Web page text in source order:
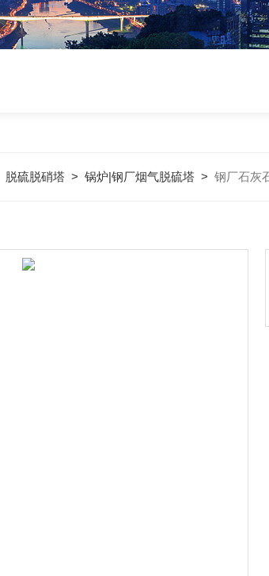
脱硫脱硝塔 >锅炉|钢厂烟气脱硫塔 >钢厂石灰